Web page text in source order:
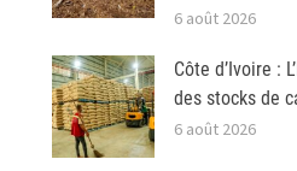
6 août 2026
Côte d’Ivoire :
des stocks de
6 août 2026